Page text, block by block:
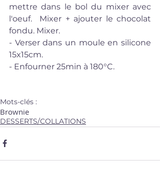
mettre dans le bol du mixer avec
l'oeuf.  Mixer + ajouter le chocolat
fondu. Mixer.
- Verser dans un moule en silicone
15x15cm.
- Enfourner 25min à 180°C.
Mots-clés :
Brownie
DESSERTS/COLLATIONS